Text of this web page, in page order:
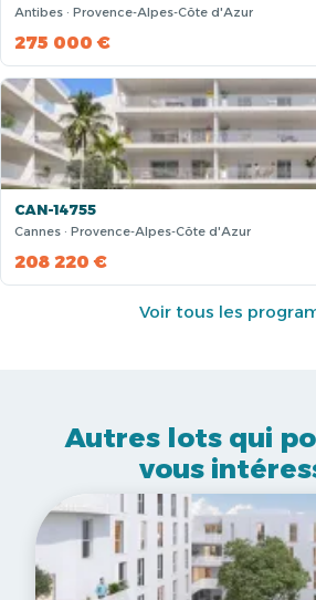
Antibes · Provence-Alpes-Côte d'Azur
275 000 €
CAN-14755
Cannes · Provence-Alpes-Côte d'Azur
208 220 €
Voir tous les
Autres lots qui
vous